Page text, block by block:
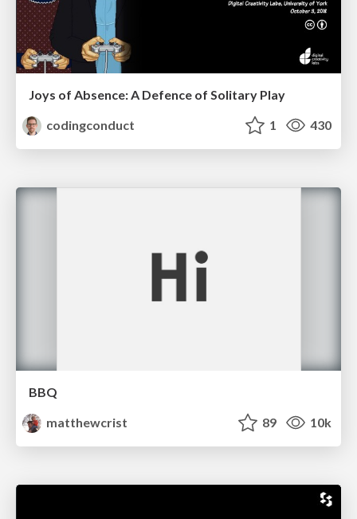
Joys of Absence: A Defence of Solitary Play
codingconduct
1 430
BBQ
matthewcrist
89 10k